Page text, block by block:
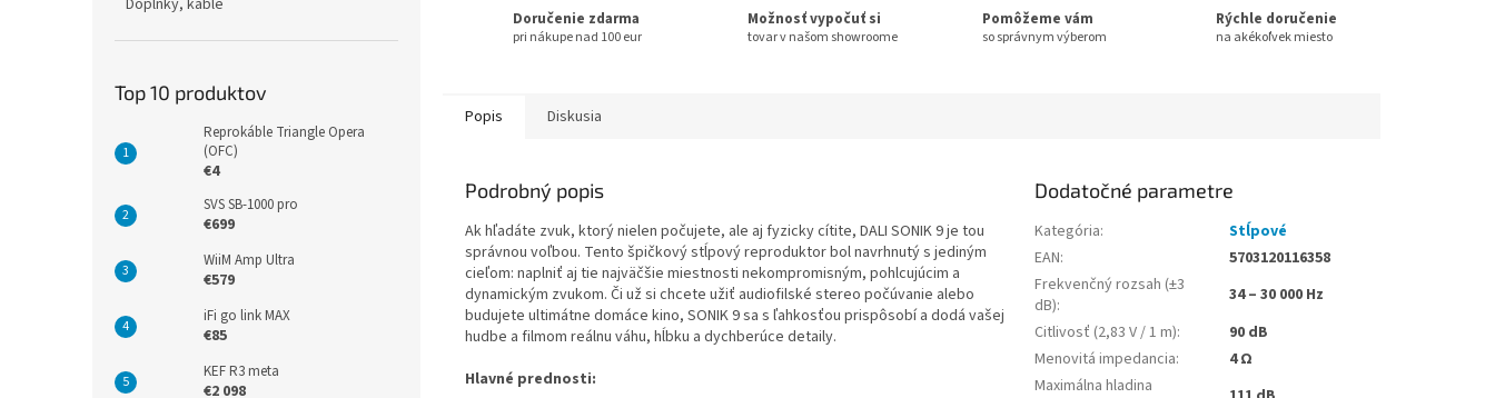
Doplnky, káble
Top 10 produktov
Reprokáble Triangle Opera
(OFC)
€4
SVS SB-1000 pro
€699
WiiM Amp Ultra
€579
iFi go link MAX
€85
KEF R3 meta
€2 098
Doručenie zdarma
pri nákupe nad 100 eur
Možnosť vypočuť si
tovar v našom showroome
Pomôžeme vám
so správnym výberom
Rýchle doručenie
na akékoľvek miesto
Popis Diskusia
Podrobný popis
Ak hľadáte zvuk, ktorý nielen počujete, ale aj fyzicky cítite, DALI SONIK 9 je tou
správnou voľbou. Tento špičkový stĺpový reproduktor bol navrhnutý s jediným
cieľom: naplniť aj tie najväčšie miestnosti nekompromisným, pohlcujúcim a
dynamickým zvukom. Či už si chcete užiť audiofilské stereo počúvanie alebo
budujete ultimátne domáce kino, SONIK 9 sa s ľahkosťou prispôsobí a dodá vašej
hudbe a filmom reálnu váhu, hĺbku a dychberúce detaily.
Hlavné prednosti:
Dodatočné parametre
Kategória:
Stĺpové
EAN:
5703120116358
Frekvenčný rozsah (±3
dB):
34 – 30 000 Hz
Citlivosť (2,83 V / 1 m):
90 dB
Menovitá impedancia:
4 Ω
Maximálna hladina